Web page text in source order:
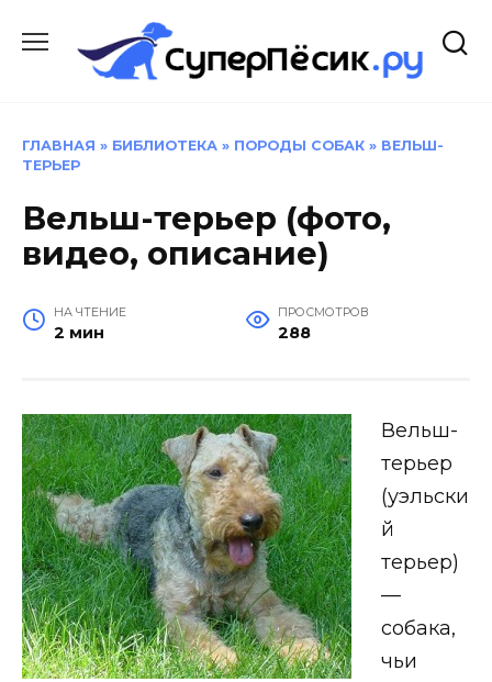
содержанию
ГЛАВНАЯ » БИБЛИОТЕКА » ПОРОДЫ СОБАК » ВЕЛЬШ-
ТЕРЬЕР
Вельш-терьер (фото,
видео, описание)
НА ЧТЕНИЕ
2 мин
ПРОСМОТРОВ
288
Вельш-
терьер
(уэльски
й
терьер)
—
собака,
чьи